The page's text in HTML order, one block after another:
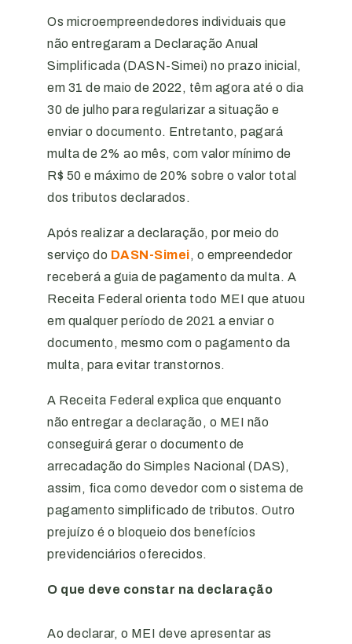
Os microempreendedores individuais que
não entregaram a Declaração Anual
Simplificada (DASN-Simei) no prazo inicial,
em 31 de maio de 2022, têm agora até o dia
30 de julho para regularizar a situação e
enviar o documento. Entretanto, pagará
multa de 2% ao mês, com valor mínimo de
R$ 50 e máximo de 20% sobre o valor total
dos tributos declarados.
Após realizar a declaração, por meio do
serviço do DASN-Simei, o empreendedor
receberá a guia de pagamento da multa. A
Receita Federal orienta todo MEI que atuou
em qualquer período de 2021 a enviar o
documento, mesmo com o pagamento da
multa, para evitar transtornos.
A Receita Federal explica que enquanto
não entregar a declaração, o MEI não
conseguirá gerar o documento de
arrecadação do Simples Nacional (DAS),
assim, fica como devedor com o sistema de
pagamento simplificado de tributos. Outro
prejuízo é o bloqueio dos benefícios
previdenciários oferecidos.
O que deve constar na declaração
Ao declarar, o MEI deve apresentar as